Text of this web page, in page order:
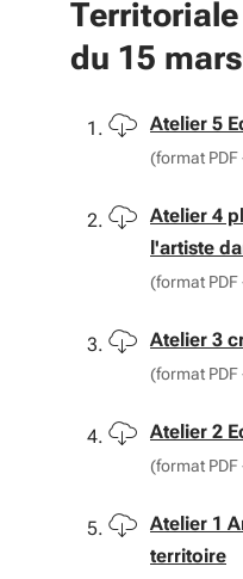
du 15
Atelier 5
(format
Atelier 4
l'artiste
(format
Atelier 3
(format
Atelier 2
(format
Atelier 1
territoire